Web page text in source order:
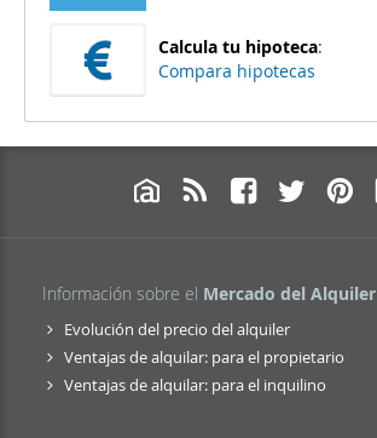
Calcula tu hipoteca:
Compara hipotecas
Información sobre el Mercado del Alquiler
Evolución del precio del alquiler
Ventajas de alquilar: para el propietario
Ventajas de alquilar: para el inquilino